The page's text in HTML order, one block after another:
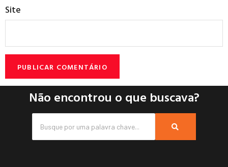
Site
Não encontrou o que buscava?